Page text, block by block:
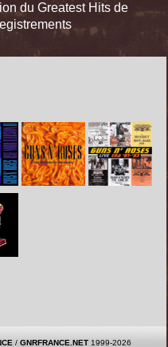
du Greatest Hits de
/ GNRFRANCE.NET1999-2026